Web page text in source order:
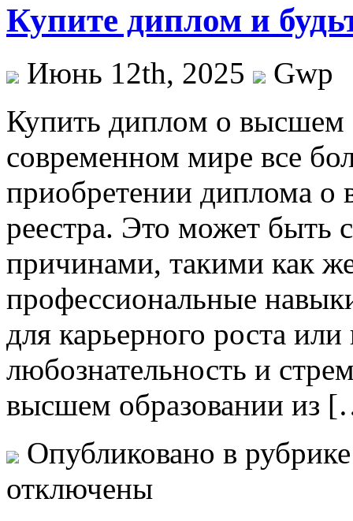
Купите диплом и
Июнь 12th, 2025
Gwp
Купить диплoм o высшeм
современном мире все
приобретении диплома о
реестра. Это может быть
причинами, такими как
профессиональные
для карьерного роста
любознательность и
высшем образовании из
Опубликовано в
отключены